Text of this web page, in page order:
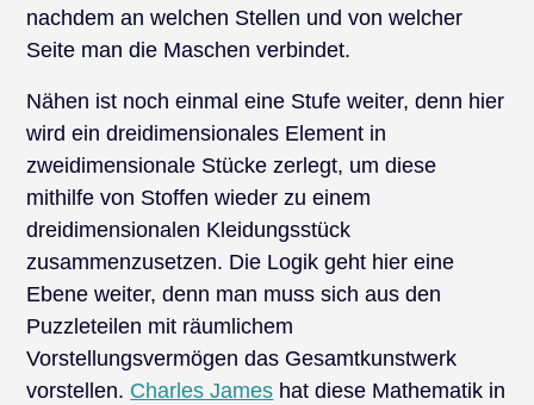
nachdem an welchen Stellen und von welcher
Seite man die Maschen verbindet.
Nähen ist noch einmal eine Stufe weiter, denn hier
wird ein dreidimensionales Element in
zweidimensionale Stücke zerlegt, um diese
mithilfe von Stoffen wieder zu einem
dreidimensionalen Kleidungsstück
zusammenzusetzen. Die Logik geht hier eine
Ebene weiter, denn man muss sich aus den
Puzzleteilen mit räumlichem
Vorstellungsvermögen das Gesamtkunstwerk
vorstellen. Charles James hat diese Mathematik in